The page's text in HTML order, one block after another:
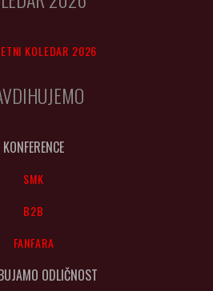
KOLEDAR 2026
KONFERENCE
SMK
B2B
FANFARA
ODLIČNOST